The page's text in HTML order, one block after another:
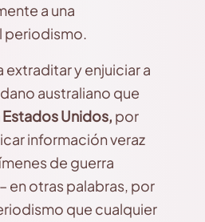
a una
periodismo.
extraditar y enjuiciar a
australiano que
Estados Unidos, por
información veraz
de guerra
en otras palabras, por
que cualquier